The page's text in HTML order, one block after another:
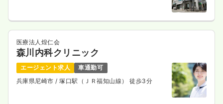
医療法人煌仁会
森川内科クリニック
エージェント求人
車通勤可
兵庫県尼崎市 / 塚口駅（ＪＲ福知山線） 徒歩3分